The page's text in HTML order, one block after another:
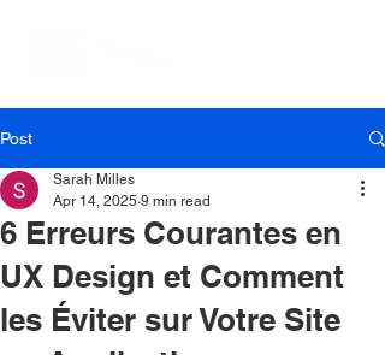
Post
6 Erreurs Courantes en
UX Design et Comment
les Éviter sur Votre Site
Sarah Milles
Apr 14, 2025 9 min read